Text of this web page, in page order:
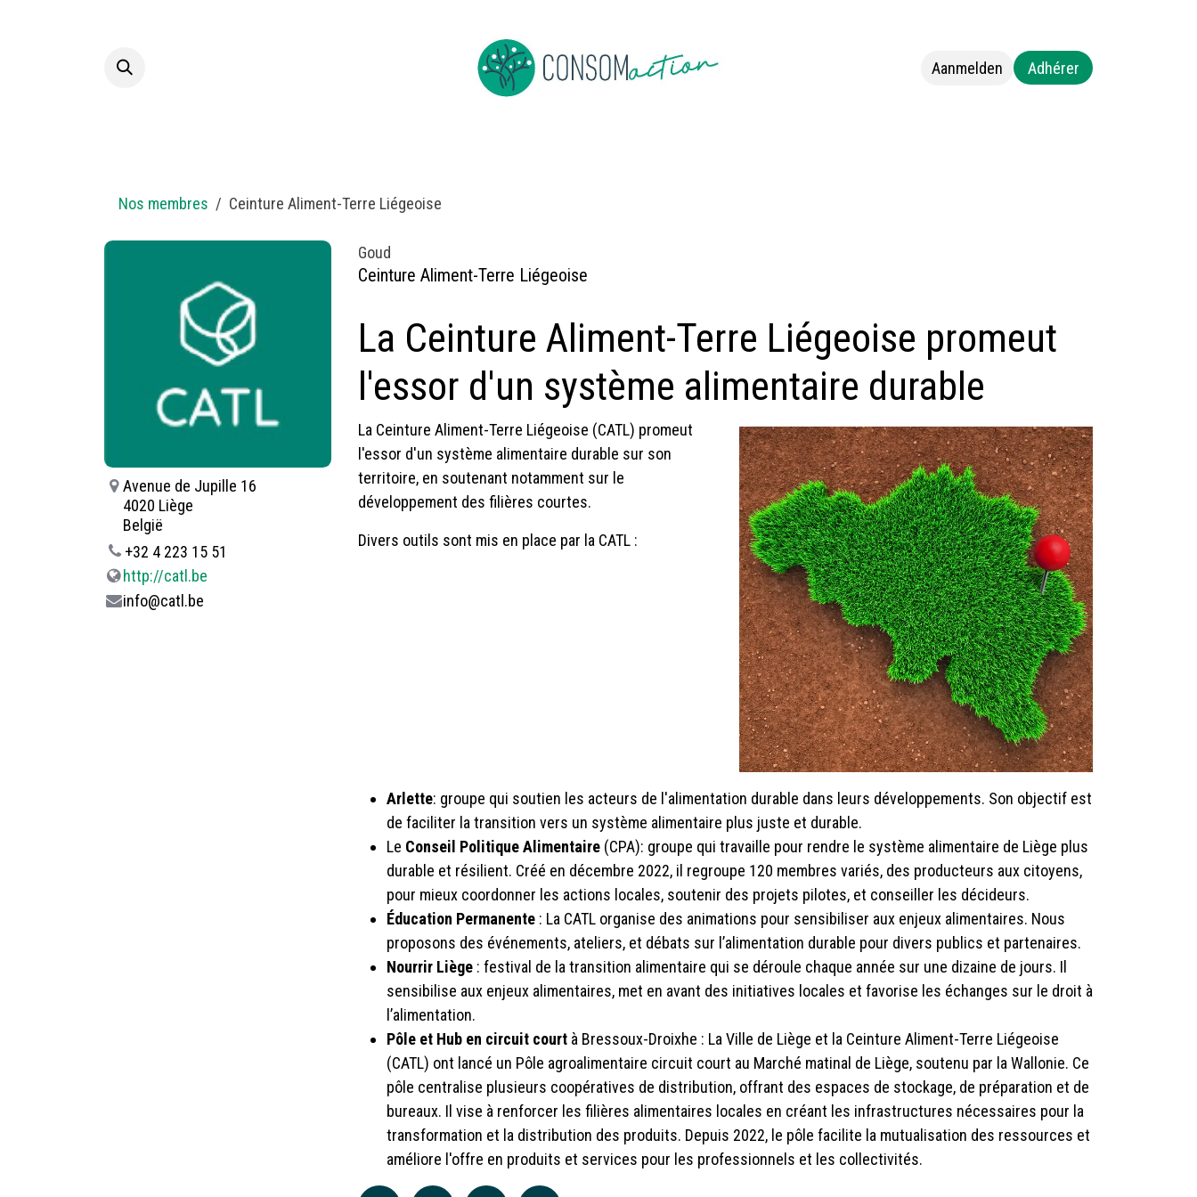
Aanmelden Adhérer
Nos membres Ceinture Aliment-Terre Liégeoise
Avenue de Jupille 16
4020 Liège
België
+32 4 223 15 51
http://catl.be
info@catl.be
Goud
Ceinture Aliment-Terre Liégeoise
La Ceinture Aliment-Terre Liégeoise promeut
l'essor d'un système alimentaire durable
La Ceinture Aliment-Terre Liégeoise (CATL) promeut
l'essor d'un système alimentaire durable sur son
territoire, en soutenant notamment sur le
développement des filières courtes.
Divers outils sont mis en place par la CATL :
Arlette: groupe qui soutien les acteurs de l'alimentation durable dans leurs développements. Son objectif est
de faciliter la transition vers un système alimentaire plus juste et durable.
Le Conseil Politique Alimentaire (CPA): groupe qui travaille pour rendre le système alimentaire de Liège plus
durable et résilient. Créé en décembre 2022, il regroupe 120 membres variés, des producteurs aux citoyens,
pour mieux coordonner les actions locales, soutenir des projets pilotes, et conseiller les décideurs.
Éducation Permanente : La CATL organise des animations pour sensibiliser aux enjeux alimentaires. Nous
proposons des événements, ateliers, et débats sur l’alimentation durable pour divers publics et partenaires.
Nourrir Liège : festival de la transition alimentaire qui se déroule chaque année sur une dizaine de jours. Il
sensibilise aux enjeux alimentaires, met en avant des initiatives locales et favorise les échanges sur le droit à
l’alimentation.
Pôle et Hub en circuit court à Bressoux-Droixhe : La Ville de Liège et la Ceinture Aliment-Terre Liégeoise
(CATL) ont lancé un Pôle agroalimentaire circuit court au Marché matinal de Liège, soutenu par la Wallonie. Ce
pôle centralise plusieurs coopératives de distribution, offrant des espaces de stockage, de préparation et de
bureaux. Il vise à renforcer les filières alimentaires locales en créant les infrastructures nécessaires pour la
transformation et la distribution des produits. Depuis 2022, le pôle facilite la mutualisation des ressources et
améliore l'offre en produits et services pour les professionnels et les collectivités.